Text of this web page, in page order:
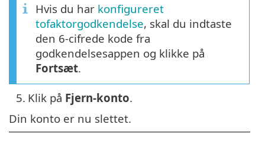
Hvis du har konfigureret
tofaktorgodkendelse, skal du indtaste
den 6-cifrede kode fra
godkendelsesappen og klikke på
Fortsæt.
5. Klik på Fjern-konto.
Din konto er nu slettet.